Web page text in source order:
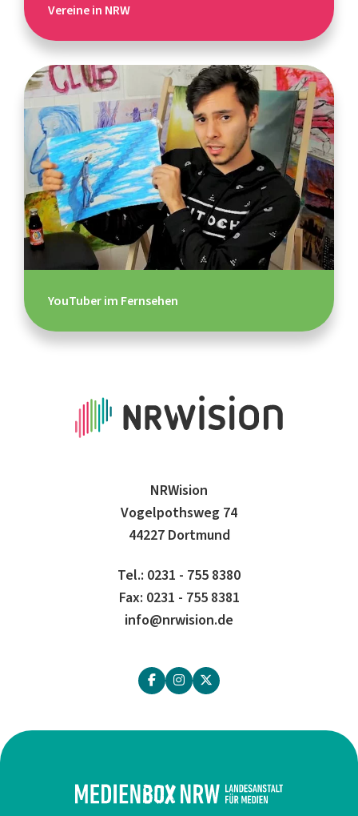
Vereine in NRW
YouTuber im Fernsehen
NRWision
Vogelpothsweg 74
44227 Dortmund
Tel.: 0231 - 755 8380
Fax: 0231 - 755 8381
info@nrwision.de